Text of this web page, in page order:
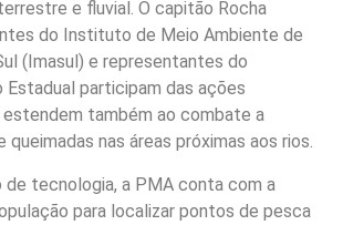
e fluvial. O capitão Rocha
do Instituto de Meio Ambiente de
(Imasul) e representantes do
Estadual participam das ações
estendem também ao combate a
nas áreas próximas aos rios.
de tecnologia, a PMA conta com a
para localizar pontos de pesca